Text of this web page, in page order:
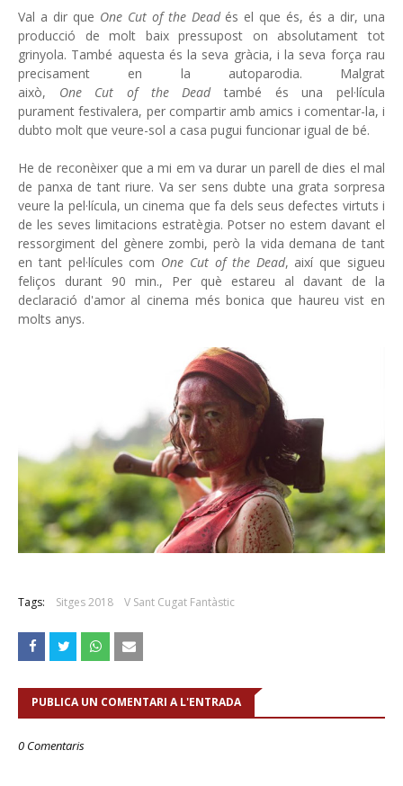
Val a dir que One Cut of the Deadés el que és, és a dir, una
producció de molt baix pressupost on absolutament tot
grinyola. També aquesta és la seva gràcia, i la seva força rau
precisament en la autoparodia. Malgrat
això, One Cut of the Deadtambé és una pel·lícula
purament festivalera, per compartir amb amics i comentar-la, i
dubto molt que veure-sol a casa pugui funcionar igual de bé.
He de reconèixer que a mi em va durar un parell de dies el mal
de panxa de tant riure. Va ser sens dubte una grata sorpresa
veure la pel·lícula, un cinema que fa dels seus defectes virtuts i
de les seves limitacions estratègia. Potser no estem davant el
ressorgiment del gènere zombi, però la vida demana de tant
en tant pel·lícules com One Cut of the Dead, així que sigueu
feliços durant 90 min., Per què estareu al davant de la
declaració d'amor al cinema més bonica que haureu vist en
molts anys.
Tags: Sitges 2018 V Sant Cugat Fantàstic
PUBLICA UN COMENTARI A L'ENTRADA
0 Comentaris